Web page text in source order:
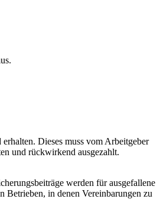
Dieses muss vom Arbeitgeber
und rückwirkend ausgezahlt.
werden für ausgefallene
Betrieben, in denen Vereinbarungen zu